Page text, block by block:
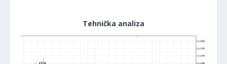
Tehnička analiza